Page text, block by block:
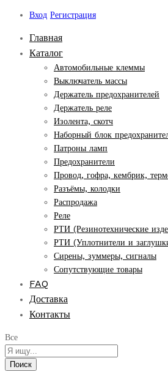
Вход Регистрация
Главная
Каталог
Автомобильные клеммы
Выключатель массы
Держатель предохранителей
Держатель реле
Изолента, скотч
Наборный блок
Патроны ламп
Предохранители
Провод, гофра, кембрик,
Разъёмы, колодки
Распродажа
Реле
РТИ (Резинотехнические
РТИ (Уплотнители и
Сирены, зуммеры, сигналы
Сопутствующие товары
FAQ
Доставка
Контакты
Все
Поиск